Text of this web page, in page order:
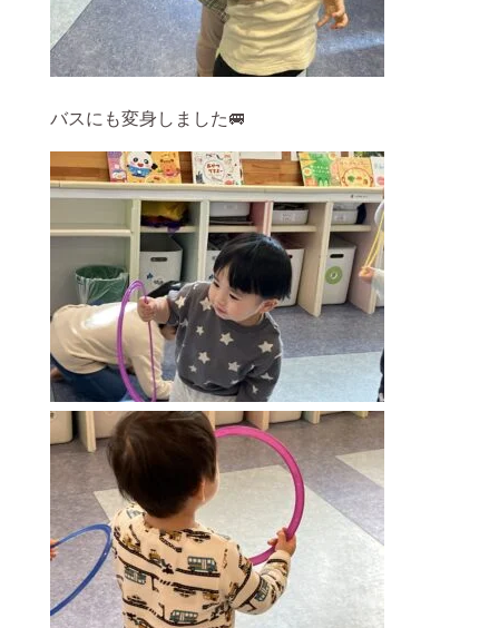
バスにも変身しました🚐